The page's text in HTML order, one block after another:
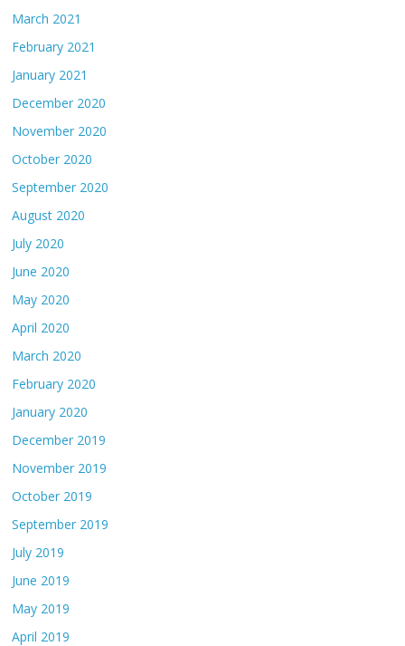
March 2021
February 2021
January 2021
December 2020
November 2020
October 2020
September 2020
August 2020
July 2020
June 2020
May 2020
April 2020
March 2020
February 2020
January 2020
December 2019
November 2019
October 2019
September 2019
July 2019
June 2019
May 2019
April 2019